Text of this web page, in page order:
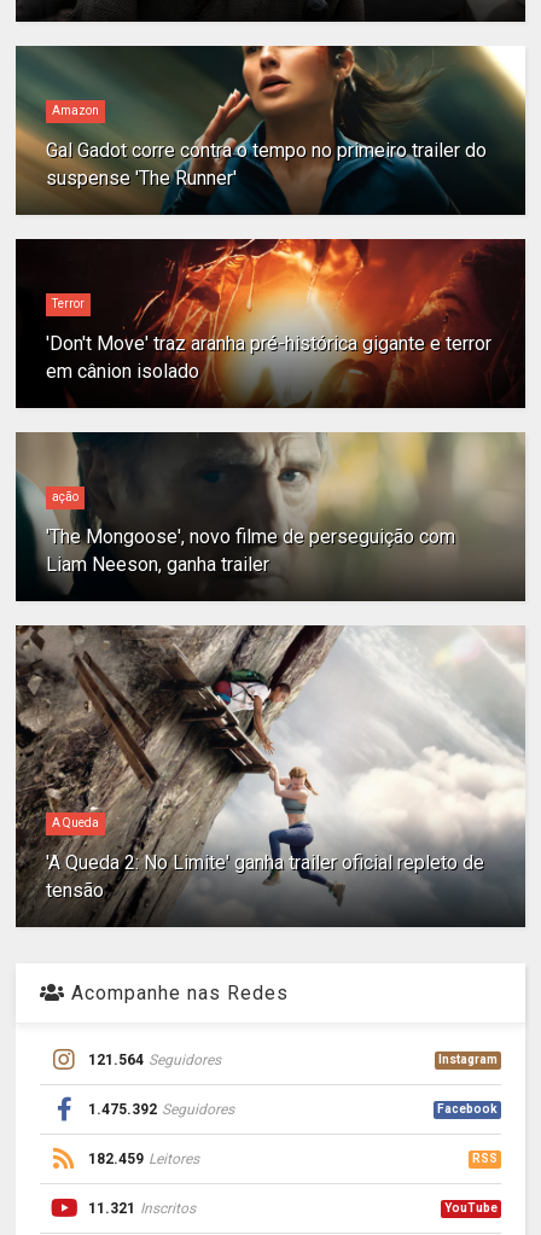
Amazon
Gal Gadot corre contra o tempo no primeiro trailer do
suspense 'The Runner'
Terror
'Don't Move' traz aranha pré-histórica gigante e terror
em cânion isolado
ação
'The Mongoose', novo filme de perseguição com
Liam Neeson, ganha trailer
A Queda
'A Queda 2: No Limite' ganha trailer oficial repleto de
tensão
Acompanhe nas Redes
121.564 Seguidores Instagram
1.475.392 Seguidores Facebook
182.459 Leitores RSS
11.321 Inscritos YouTube